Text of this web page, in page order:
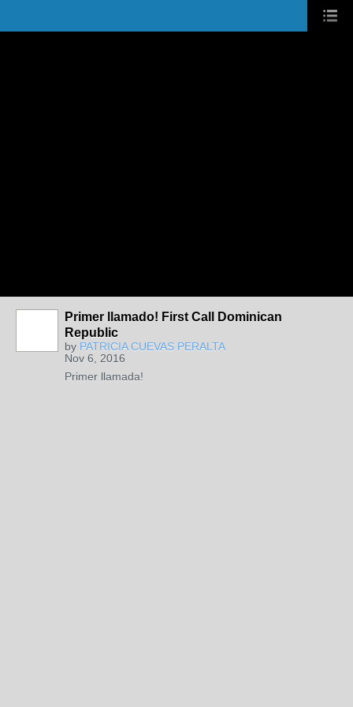
Primer llamado! First Call Dominican
Republic
by PATRICIA CUEVAS PERALTA
Nov 6, 2016
Primer llamada!